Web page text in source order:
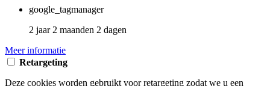
google_tagmanager
2 jaar 2 maanden 2 dagen
Meer informatie
Retargeting
Deze cookies worden gebruikt voor retargeting zodat we u een